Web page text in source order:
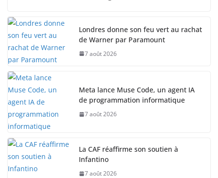
Londres donne son feu vert au rachat
de Warner par Paramount
7 août 2026
Meta lance Muse Code, un agent IA
de programmation informatique
7 août 2026
La CAF réaffirme son soutien à
Infantino
7 août 2026